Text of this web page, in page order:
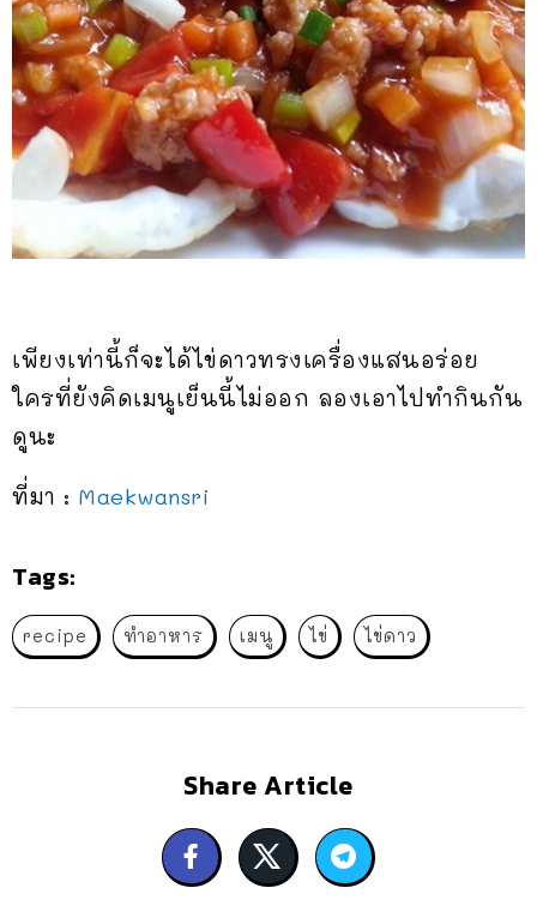
เพียงเท่านี้ก็จะได้ไข่ดาวทรงเครื่องแสนอร่อย
ใครที่ยังคิดเมนูเย็นนี้ไม่ออก ลองเอาไปทำกินกัน
ดูนะ
ที่มา : Maekwansri
Tags:
recipe ทำอาหาร เมนู ไข่ ไข่ดาว
Share Article